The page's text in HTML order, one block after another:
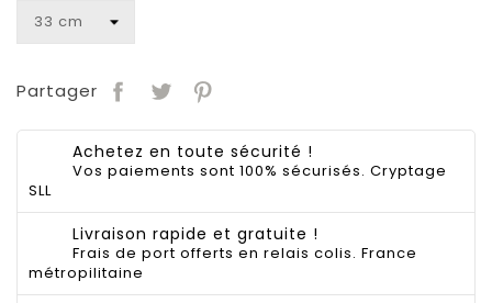
Partager
Achetez en toute sécurité !
Vos paiements sont 100% sécurisés. Cryptage
SLL
Livraison rapide et gratuite !
Frais de port offerts en relais colis. France
métropilitaine